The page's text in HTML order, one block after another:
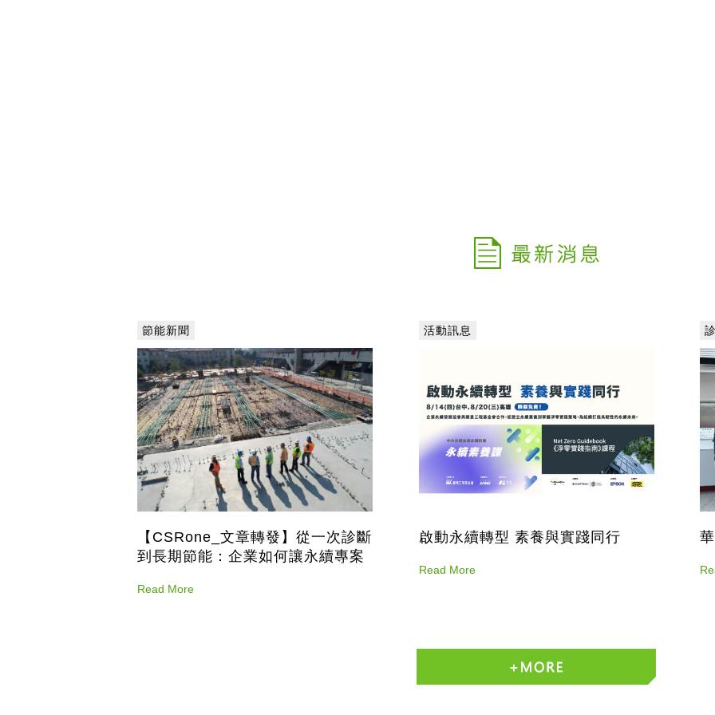
節能新聞
【CSRone_文章轉發】從一次診斷
到長期節能：企業如何讓永續專案
Read More
活動訊息
啟動永續轉型 素養與實踐同行
Read More